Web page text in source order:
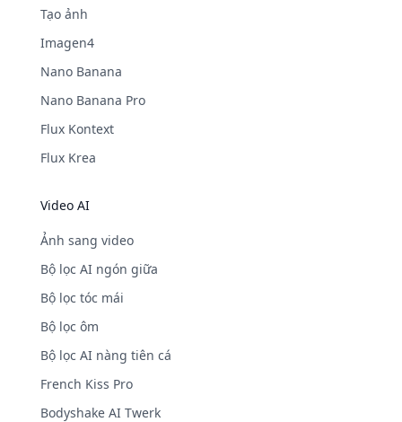
Tạo ảnh
Imagen4
Nano Banana
Nano Banana Pro
Flux Kontext
Flux Krea
Video AI
Ảnh sang video
Bộ lọc AI ngón giữa
Bộ lọc tóc mái
Bộ lọc ôm
Bộ lọc AI nàng tiên cá
French Kiss Pro
Bodyshake AI Twerk